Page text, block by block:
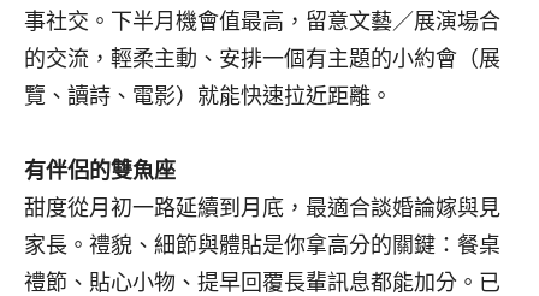
事社交。下半月機會值最高，留意文藝／展演場合
的交流，輕柔主動、安排一個有主題的小約會（展
覽、讀詩、電影）就能快速拉近距離。
有伴侶的雙魚座
甜度從月初一路延續到月底，最適合談婚論嫁與見
家長。禮貌、細節與體貼是你拿高分的關鍵：餐桌
禮節、貼心小物、提早回覆長輩訊息都能加分。已